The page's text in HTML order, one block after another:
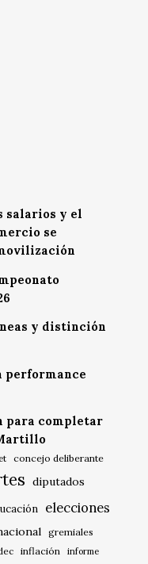
salarios y el
se
y distinción
performance
para completar
concejo deliberante
diputados
elecciones
gremiales
inflación informe